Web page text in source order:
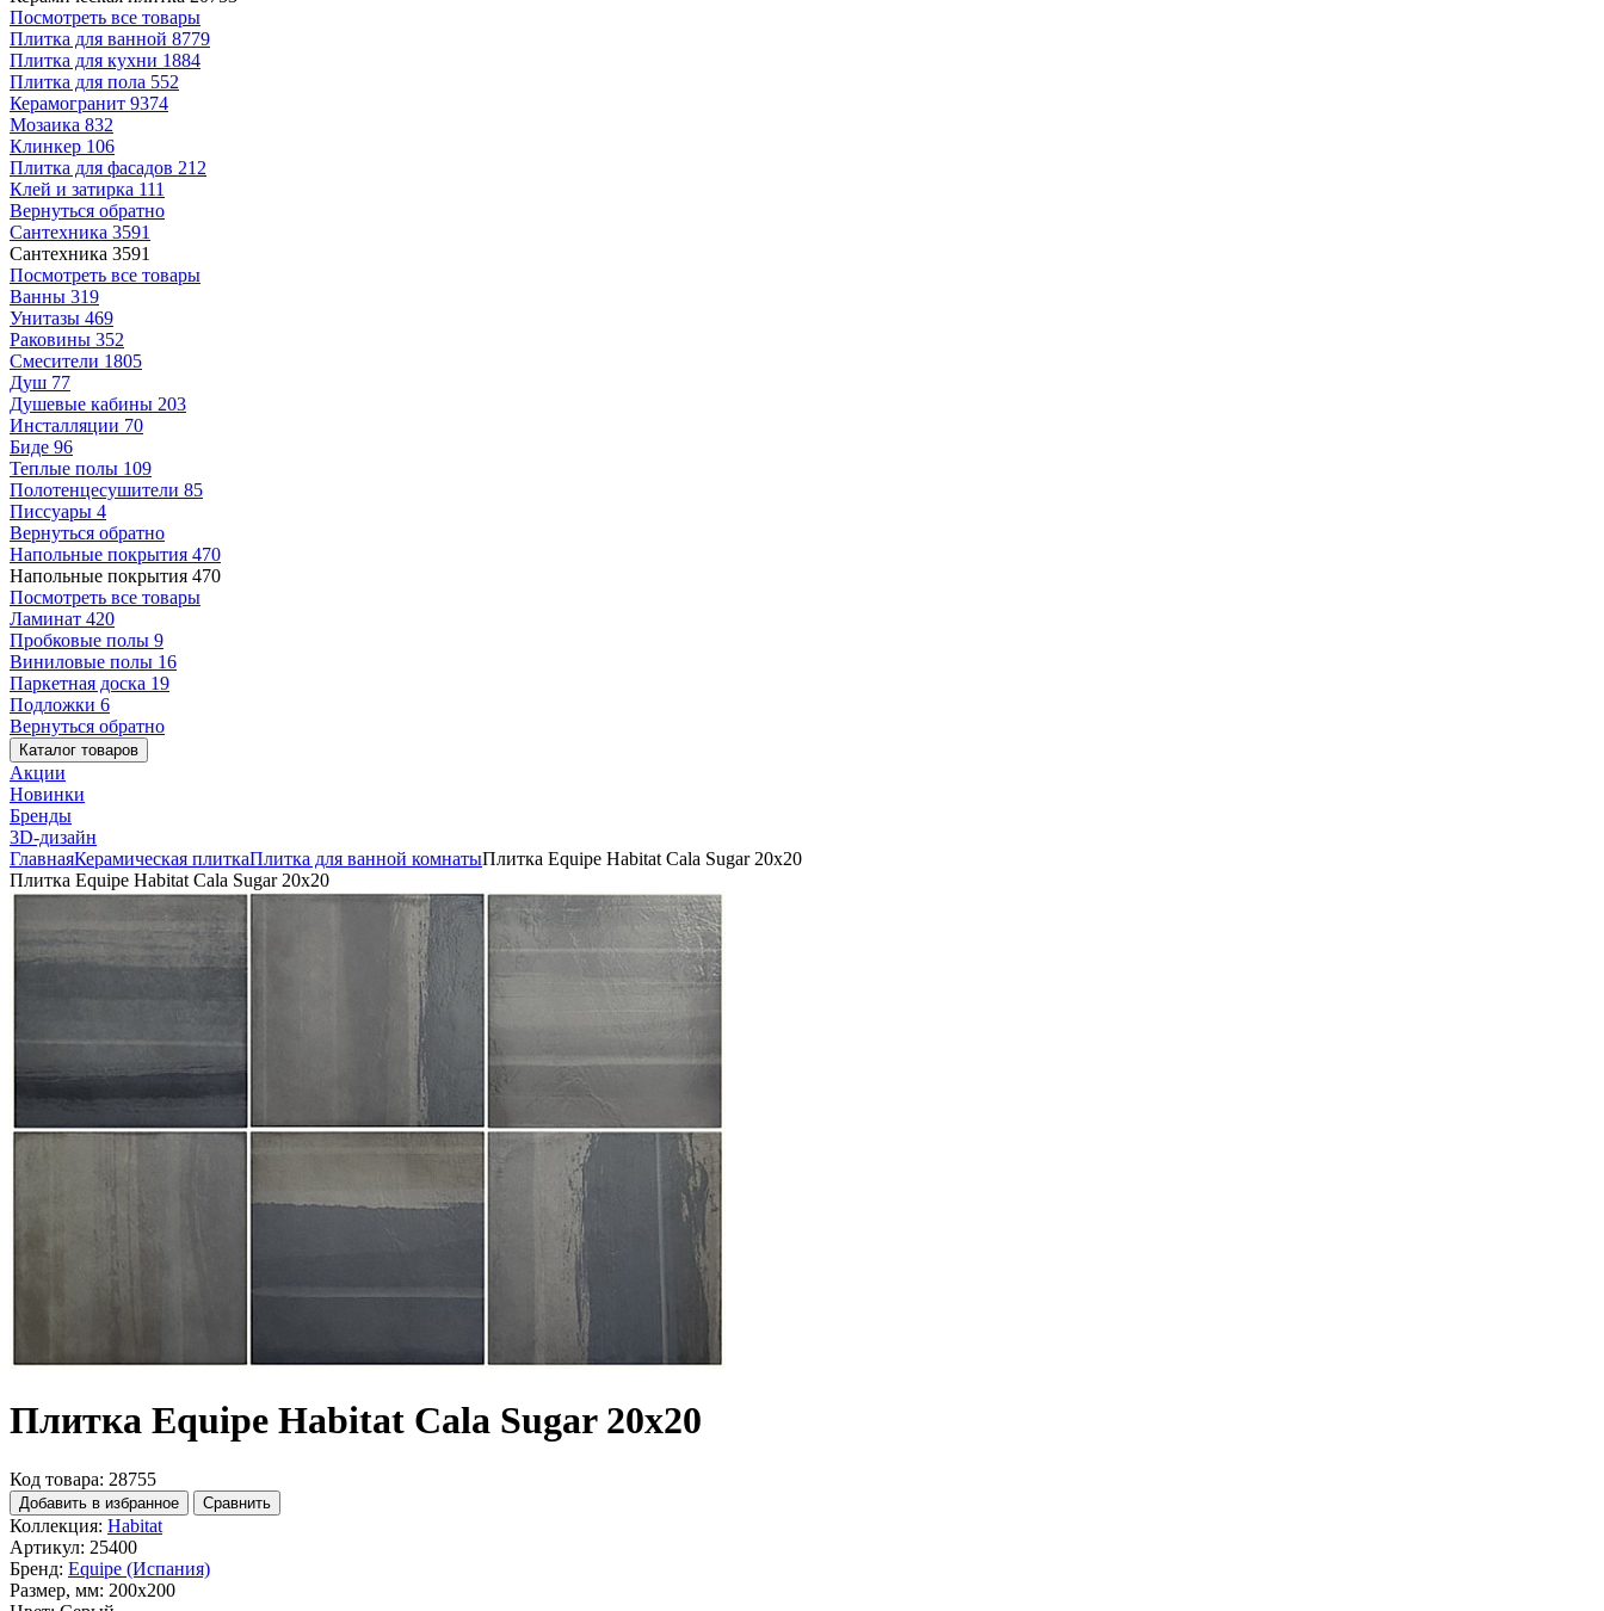
Посмотреть все товары
Плитка для ванной 8779
Плитка для кухни 1884
Плитка для пола 552
Керамогранит 9374
Мозаика 832
Клинкер 106
Плитка для фасадов 212
Клей и затирка 111
Вернуться обратно
Сантехника 3591
Сантехника 3591
Посмотреть все товары
Ванны 319
Унитазы 469
Раковины 352
Смесители 1805
Душ 77
Душевые кабины 203
Инсталляции 70
Биде 96
Теплые полы 109
Полотенцесушители 85
Писсуары 4
Вернуться обратно
Напольные покрытия 470
Напольные покрытия 470
Посмотреть все товары
Ламинат 420
Пробковые полы 9
Виниловые полы 16
Паркетная доска 19
Подложки 6
Вернуться обратно
Каталог товаров
Акции
Новинки
Бренды
3D-дизайн
ГлавнаяКерамическая плиткаПлитка для ванной комнатыПлитка Equipe Habitat Cala Sugar 20x20
Плитка Equipe Habitat Cala Sugar 20x20
Плитка Equipe Habitat Cala Sugar 20x20
Код товара: 28755
Добавить в избранное Сравнить
Коллекция: Habitat
Артикул: 25400
Бренд: Equipe (Испания)
Размер, мм: 200x200